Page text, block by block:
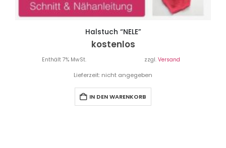
Halstuch “NELE”
kostenlos
Enthält 7% MwSt. zzgl. Versand
Lieferzeit: nicht angegeben
IN DEN WARENKORB